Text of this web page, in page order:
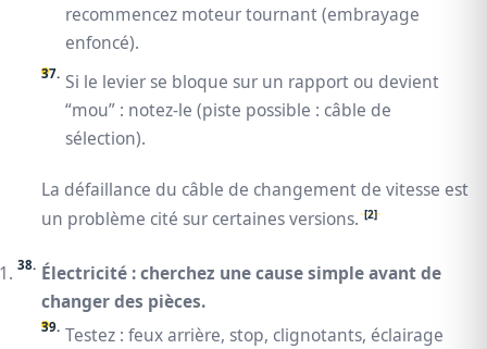
recommencez moteur tournant (embrayage
enfoncé).
Si le levier se bloque sur un rapport ou devient
“mou” : notez-le (piste possible : câble de
sélection).
La défaillance du câble de changement de vitesse est
un problème cité sur certaines versions. [2]
Électricité : cherchez une cause simple avant de
changer des pièces.
Testez : feux arrière, stop, clignotants, éclairage